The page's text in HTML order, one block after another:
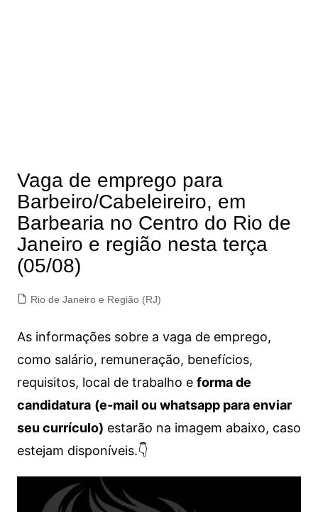
Vaga de emprego para
Barbeiro/Cabeleireiro, em
Barbearia no Centro do Rio de
Janeiro e região nesta terça
(05/08)
Rio de Janeiro e Região (RJ)
As informações sobre a vaga de emprego,
como salário, remuneração, benefícios,
requisitos, local de trabalho e forma de
candidatura (e-mail ou whatsapp para enviar
seu currículo) estarão na imagem abaixo, caso
estejam disponíveis.👇